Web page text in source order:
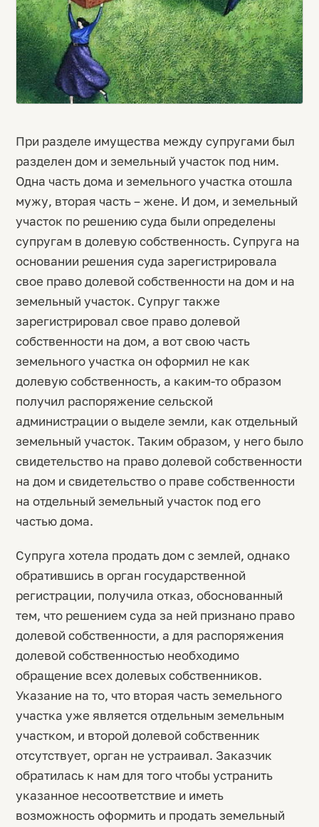
При разделе имущества между супругами был
разделен дом и земельный участок под ним.
Одна часть дома и земельного участка отошла
мужу, вторая часть – жене. И дом, и земельный
участок по решению суда были определены
супругам в долевую собственность. Супруга на
основании решения суда зарегистрировала
свое право долевой собственности на дом и на
земельный участок. Супруг также
зарегистрировал свое право долевой
собственности на дом, а вот свою часть
земельного участка он оформил не как
долевую собственность, а каким-то образом
получил распоряжение сельской
администрации о выделе земли, как отдельный
земельный участок. Таким образом, у него было
свидетельство на право долевой собственности
на дом и свидетельство о праве собственности
на отдельный земельный участок под его
частью дома.
Супруга хотела продать дом с землей, однако
обратившись в орган государственной
регистрации, получила отказ, обоснованный
тем, что решением суда за ней признано право
долевой собственности, а для распоряжения
долевой собственностью необходимо
обращение всех долевых собственников.
Указание на то, что вторая часть земельного
участка уже является отдельным земельным
участком, и второй долевой собственник
отсутствует, орган не устраивал. Заказчик
обратилась к нам для того чтобы устранить
указанное несоответствие и иметь
возможность оформить и продать земельный